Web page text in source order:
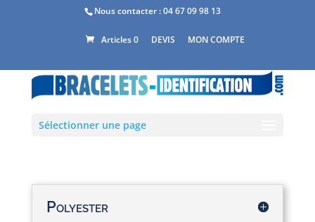
Nous contacter :04 67 09 98 13
Articles 0 DEVIS MON COMPTE
Sélectionner une page
Polyester